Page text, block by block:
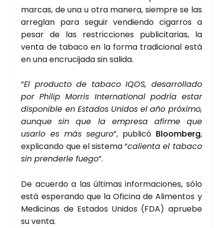
mar­cas, de una u otra mane­ra, siem­pre se las
arre­glan para seguir ven­dien­do ciga­rros a
pesar de las res­tric­cio­nes publi­ci­ta­rias, la
ven­ta de taba­co en la for­ma tra­di­cio­nal está
en una encru­ci­ja­da sin sali­da.
“El pro­duc­to de taba­co IQOS, desa­rro­lla­do
por Phi­lip Morris Inter­na­tio­nal podría estar
dis­po­ni­ble en Esta­dos Uni­dos el año pró­xi­mo,
aun­que sin que la empre­sa afir­me que
usar­lo es más segu­ro”, publi­có Bloom­berg,
expli­can­do que el sis­te­ma “calien­ta el taba­co
sin pren­der­le fue­go”.
De acuer­do a las últi­mas infor­ma­cio­nes, sólo
está espe­ran­do que la Ofi­ci­na de Ali­men­tos y
Medi­ci­nas de Esta­dos Uni­dos (FDA) aprue­be
su ven­ta.